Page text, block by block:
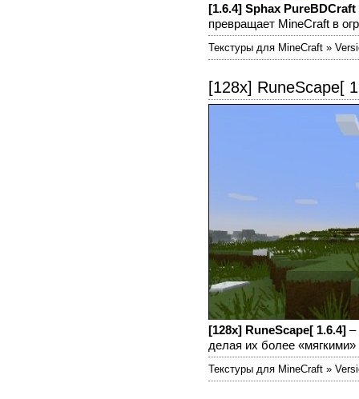
[1.6.4] Sphax PureBDCraft
превращает MineCraft в
Текстуры для MineCraft »
[128x] RuneScape[
[128x] RuneScape[ 1.6.4] –
делая их более
Текстуры для MineCraft »